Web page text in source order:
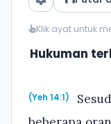
Klik ayat untuk
Hukuman
(Yeh 14:1)